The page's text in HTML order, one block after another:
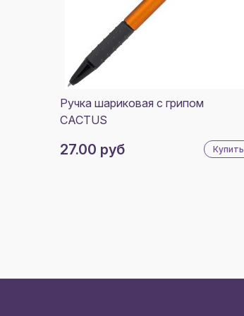
Ручка шариковая с грипом
CACTUS
27.00 руб Купить